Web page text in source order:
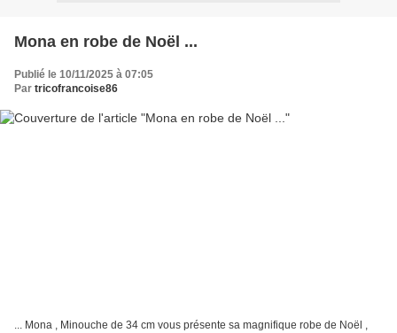
Mona en robe de Noël ...
Publié le 10/11/2025 à 07:05
Par tricofrancoise86
... Mona , Minouche de 34 cm vous présente sa magnifique robe de Noël ,